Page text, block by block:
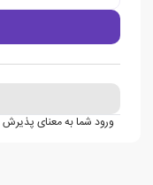
ورود شما به معنای پذیرش